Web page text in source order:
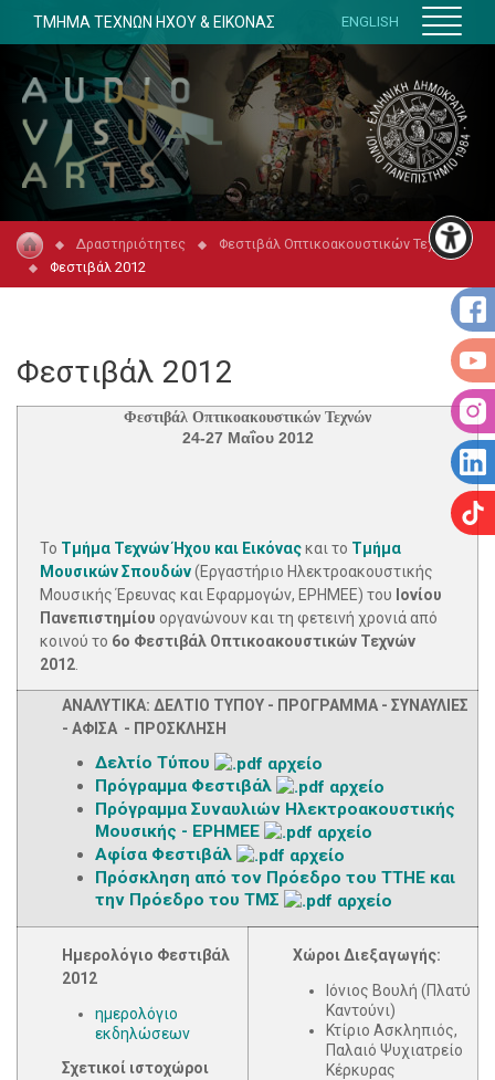
ΤΜΗΜΑ ΤΕΧΝΩΝ ΗΧΟΥ & ΕΙΚΟΝΑΣ ENGLISH
Δραστηριότητες
Φεστιβάλ Οπτικοακουστικών Τεχνών
Φεστιβάλ 2012
Φεστιβάλ 2012
Φεστιβάλ Οπτικοακουστικών Τεχνών
24-27 Μαΐου 2012
Το Τμήμα Τεχνών Ήχου και Εικόναςκαι το Τμήμα
Μουσικών Σπουδών(Εργαστήριο Ηλεκτροακουστικής
Μουσικής Έρευνας και Εφαρμογών, ΕΡΗΜΕΕ) του Ιονίου
Πανεπιστημίου οργανώνουν και τη φετεινή χρονιά από
κοινού το 6o Φεστιβάλ Οπτικοακουστικών Τεχνών
2012
ΑΝΑΛΥΤΙΚΑ: ΔΕΛΤΙΟ ΤΥΠΟΥ - ΠΡΟΓΡΑΜΜΑ - ΣΥΝΑΥΛΙΕΣ
- ΑΦΙΣΑ - ΠΡΟΣΚΛΗΣΗ
Δελτίο Τύπου
Πρόγραμμα Φεστιβάλ
Πρόγραμμα Συναυλιών Ηλεκτροακουστικής
Μουσικής - ΕΡΗΜΕΕ
Αφίσα Φεστιβάλ
Πρόσκληση από τον Πρόεδρο του ΤΤΗΕ και
την Πρόεδρο του ΤΜΣ
Ημερολόγιο Φεστιβάλ
2012
ημερολόγιο
εκδηλώσεων
Σχετικοί ιστοχώροι
Χώροι Διεξαγωγής:
Ιόνιος Βουλή (Πλατύ
Καντούνι)
Κτίριο Ασκληπιός,
Παλαιό Ψυχιατρείο
Κέρκυρας